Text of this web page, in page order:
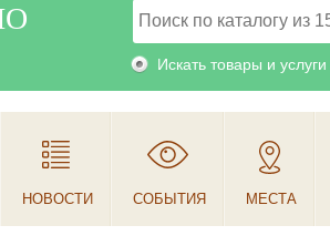
Искать товары и услуги
НОВОСТИ СОБЫТИЯ МЕСТА